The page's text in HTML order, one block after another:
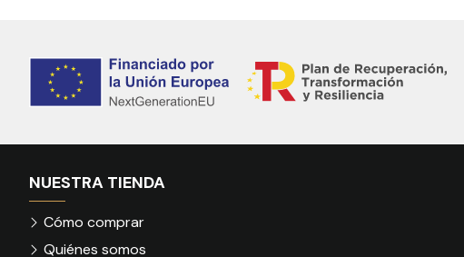
NUESTRA TIENDA
Cómo comprar
Quiénes somos